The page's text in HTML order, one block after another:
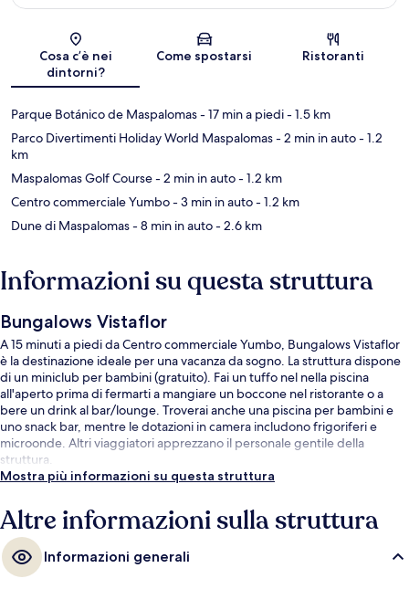
Cosa c’è nei
dintorni?
Come spostarsi Ristoranti
Parque Botánico de Maspalomas- 17 min a piedi- 1.5 km
Parco Divertimenti Holiday World Maspalomas- 2 min in auto- 1.2
km
Maspalomas Golf Course- 2 min in auto- 1.2 km
Centro commerciale Yumbo- 3 min in auto- 1.2 km
Dune di Maspalomas- 8 min in auto- 2.6 km
Informazioni su questa struttura
Bungalows Vistaflor
A 15 minuti a piedi da Centro commerciale Yumbo, Bungalows Vistaflor
è la destinazione ideale per una vacanza da sogno. La struttura dispone
di un miniclub per bambini (gratuito). Fai un tuffo nel nella piscina
all'aperto prima di fermarti a mangiare un boccone nel ristorante o a
bere un drink al bar/lounge. Troverai anche una piscina per bambini e
uno snack bar, mentre le dotazioni in camera includono frigoriferi e
microonde. Altri viaggiatori apprezzano il personale gentile della
struttura.
Mostra più informazioni su questa struttura
Altre informazioni sulla struttura
Informazioni generali